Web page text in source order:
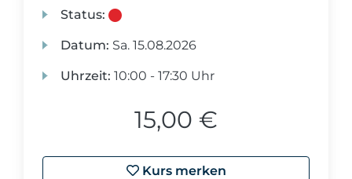
Status:
Datum: Sa. 15.08.2026
Uhrzeit: 10:00 - 17:30 Uhr
15,00 €
Kurs merken